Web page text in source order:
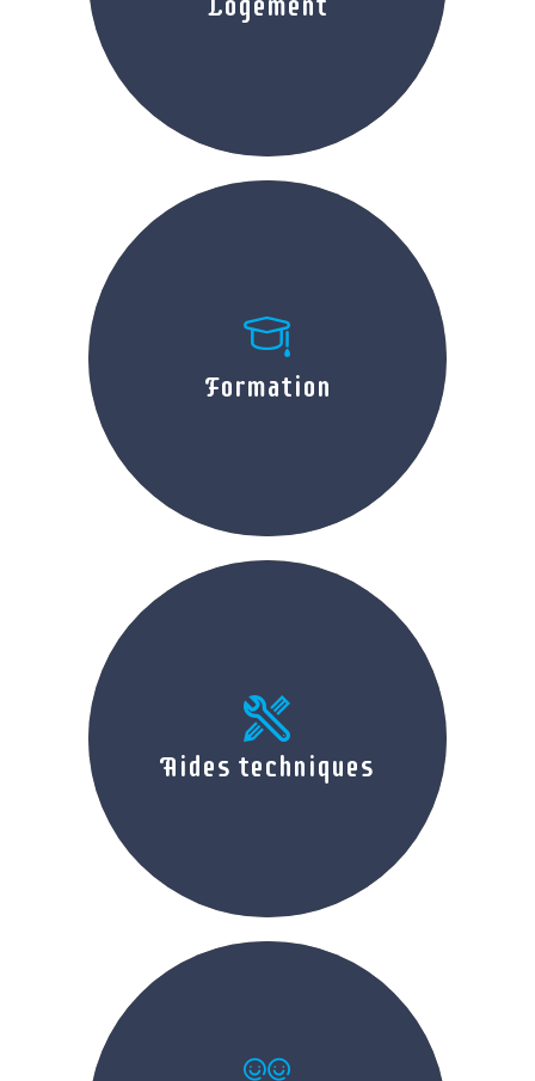
Formation
Formation
Aides techniques
Aides techniques